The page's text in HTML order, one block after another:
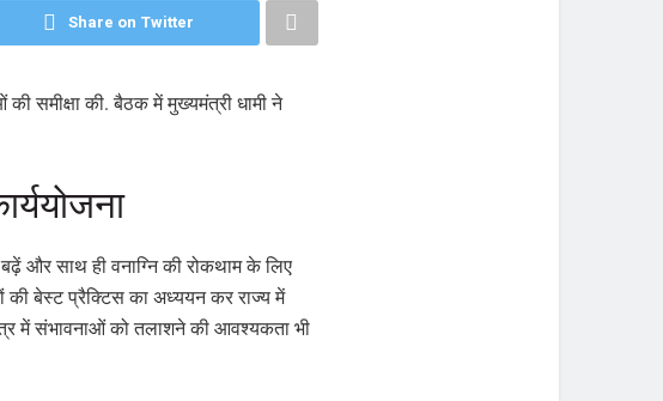
Share on Twitter
समीक्षा की. बैठक में मुख्यमंत्री धामी ने
और साथ ही वनाग्नि की रोकथाम के लिए
की बेस्ट प्रैक्टिस का अध्ययन कर राज्य में
में संभावनाओं को तलाशने की आवश्यकता भी